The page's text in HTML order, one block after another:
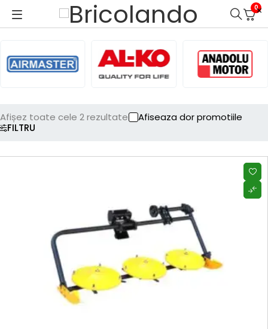
0
FILTRU
Afișez toate cele 2 rezultate Afiseaza dor promotiile